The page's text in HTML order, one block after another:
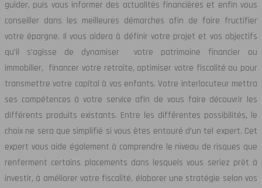
guider, puis vous informer des actualités financières et enfin vous
conseiller dans les meilleures démarches afin de faire fructifier
votre épargne. Il vous aidera à définir votre projet et vos objectifs
qu’il s’agisse de dynamiser votre patrimoine financier ou
immobilier, financer votre retraite, optimiser votre fiscalité ou pour
transmettre votre capital à vos enfants. Votre interlocuteur mettra
ses compétences à votre service afin de vous faire découvrir les
différents produits existants. Entre les différentes possibilités, le
choix ne sera que simplifié si vous êtes entouré d’un tel expert. Cet
expert vous aide également à comprendre le niveau de risques que
renferment certains placements dans lesquels vous seriez prêt à
investir, à améliorer votre fiscalité, élaborer une stratégie selon vos